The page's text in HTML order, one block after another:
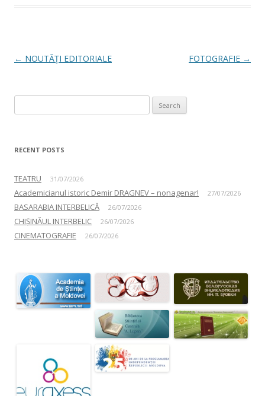
Post navigation
← NOUTĂŢI EDITORIALE FOTOGRAFIE →
RECENT POSTS
TEATRU 31/07/2026
Academicianul istoric Demir DRAGNEV – nonagenar! 27/07/2026
BASARABIA INTERBELICĂ 26/07/2026
CHIȘINĂUL INTERBELIC 26/07/2026
CINEMATOGRAFIE 26/07/2026